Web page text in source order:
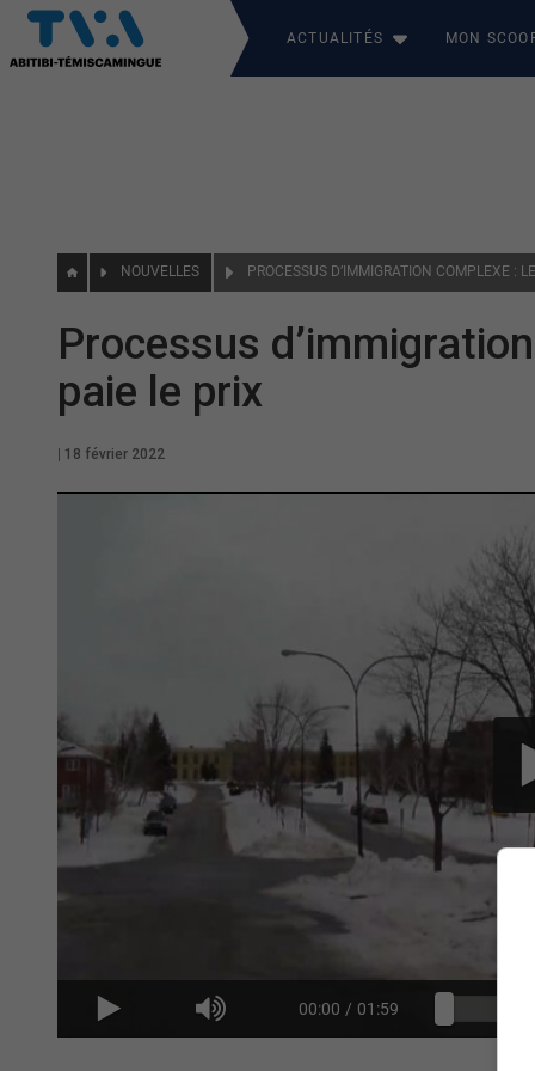
ACTUALITÉS MON
NOUVELLES
Processus
paie le prix
18 février 2022
00:00 / 01:59